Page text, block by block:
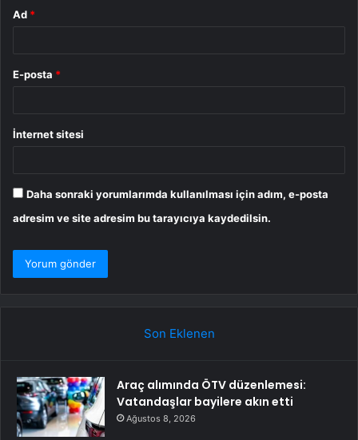
Ad *
E-posta *
İnternet sitesi
Daha sonraki yorumlarımda kullanılması için adım, e-posta
adresim ve site adresim bu tarayıcıya kaydedilsin.
Son Eklenen
Araç alımında ÖTV düzenlemesi:
Vatandaşlar bayilere akın etti
Ağustos 8, 2026